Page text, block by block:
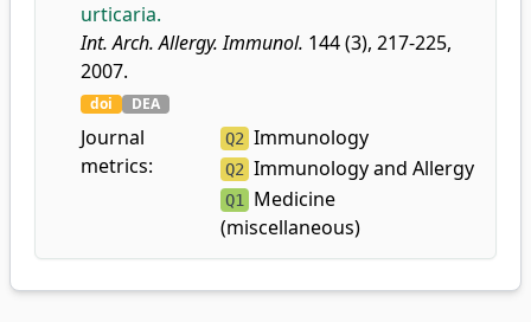
urticaria.
Int. Arch. Allergy. Immunol. 144 (3), 217-225,
2007.
doi DEA
Journal
metrics:
Q2 Immunology
Q2 Immunology and Allergy
Q1 Medicine
(miscellaneous)